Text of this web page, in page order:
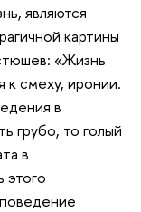
являются
картины
«Жизнь
к смеху, иронии.
в
грубо, то голый
в
этого